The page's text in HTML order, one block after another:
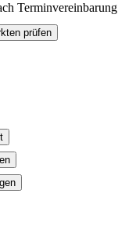
Terminvereinbarung
prüfen